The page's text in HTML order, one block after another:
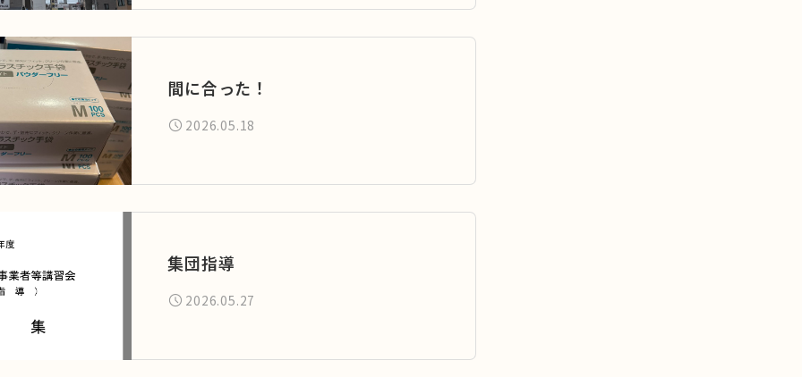
間に合った！
2026.05.18
集団指導
2026.05.27